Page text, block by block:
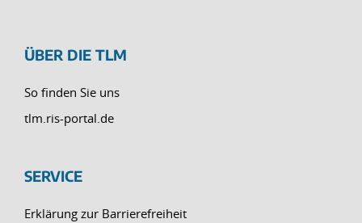
ÜBER DIE TLM
So finden Sie uns
tlm.ris-portal.de
SERVICE
Erklärung zur Barrierefreiheit